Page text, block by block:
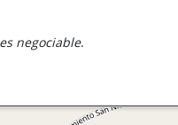
negociable.